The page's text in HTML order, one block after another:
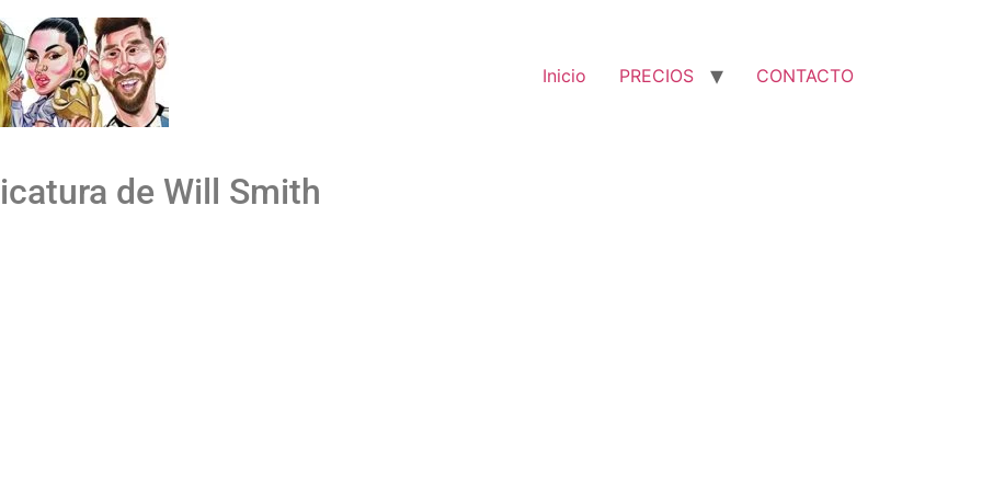
Inicio PRECIOS CONTACTO
de Will Smith